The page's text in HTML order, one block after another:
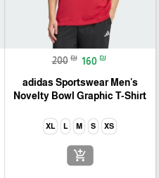
200 ₪ 160 ₪
adidas Sportswear Men's
Novelty Bowl Graphic T-Shirt
XS
S
M
L
XL
add_shopping_cart